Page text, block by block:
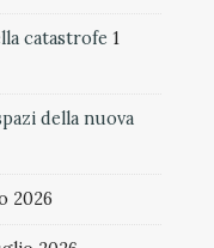
catastrofe 1
della nuova
2026